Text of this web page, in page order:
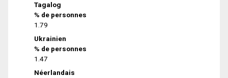
Tagalog
% de personnes
1.79
Ukrainien
% de personnes
1.47
Néerlandais